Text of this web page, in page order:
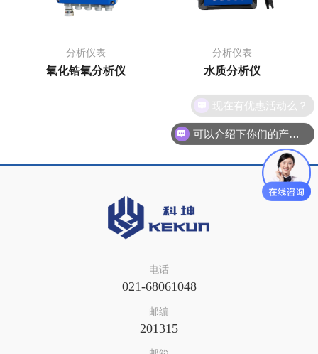
分析仪表
氧化锆氧分析仪
分析仪表
水质分析仪
电话
021-68061048
邮编
201315
可以介绍下你们的产品么？
现在有优惠活动么？